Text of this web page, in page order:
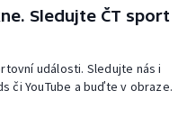
Sledujte ČT sport
události. Sledujte nás i
či YouTube a buďte v obraze.